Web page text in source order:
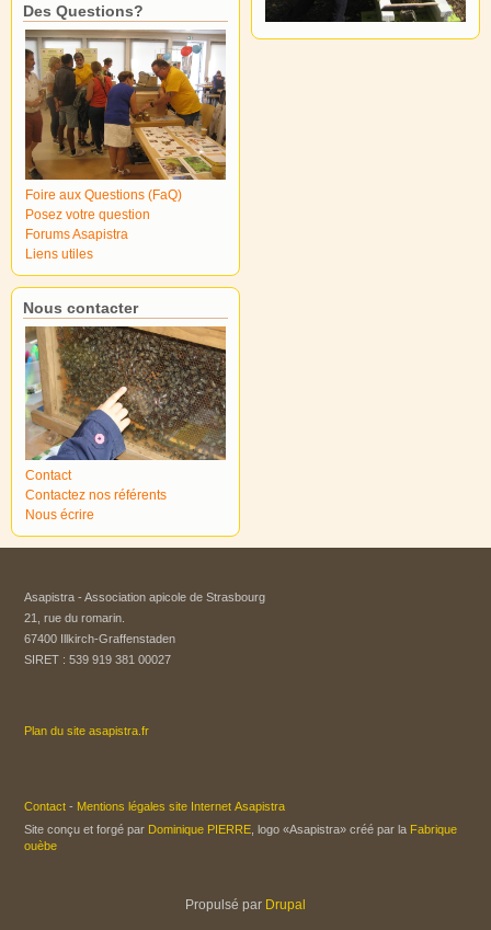
Des Questions?
Foire aux Questions (FaQ)
Posez votre question
Forums Asapistra
Liens utiles
Nous contacter
Contact
Contactez nos référents
Nous écrire
Asapistra - Association apicole de Strasbourg​
21, rue du romarin.
67400 Illkirch-Graffenstaden
SIRET : 539 919 381 00027
Plan du site asapistra.fr
Contact - Mentions légales site Internet Asapistra
Site conçu et forgé par Dominique PIERRE , logo «Asapistra» créé par la Fabrique
ouèbe
Propulsé par Drupal